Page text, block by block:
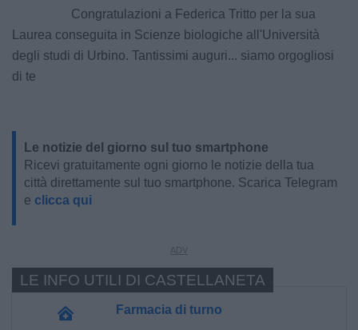
Congratulazioni a Federica Tritto per la sua
Laurea conseguita in Scienze biologiche all'Università
degli studi di Urbino. Tantissimi auguri... siamo orgogliosi
di te
Le notizie del giorno sul tuo smartphone
Ricevi gratuitamente ogni giorno le notizie della tua
città direttamente sul tuo smartphone. Scarica Telegram
e clicca qui
Farmacia di turno
LE INFO UTILI DI CASTELLANETA